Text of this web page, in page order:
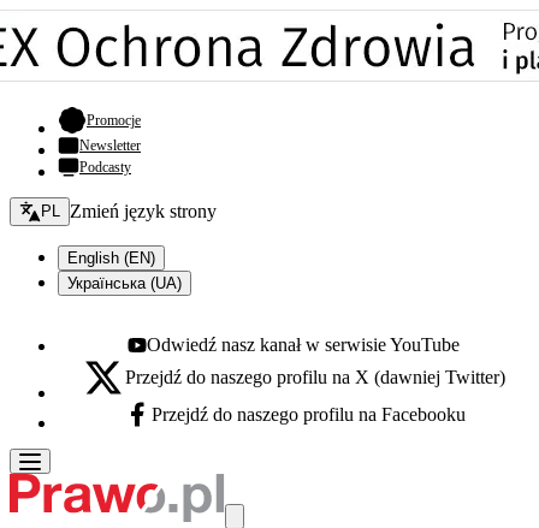
Promocje- otwiera się w nowej karcie
Newsletter
Podcasty
Zmień język - bieżący:
PL Zmień język strony
English (EN)
Українська (UA)
Youtube - otwiera się w nowej karcie
Odwiedź nasz kanał w serwisie YouTube
X - otwiera się w nowej karcie
Przejdź do naszego profilu na X (dawniej Twitter)
Facebook - otwiera się w nowej karcie
Przejdź do naszego profilu na Facebooku